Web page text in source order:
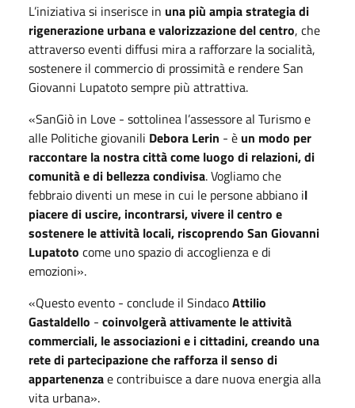
L’iniziativa si inserisce in una più ampia strategia di
rigenerazione urbana e valorizzazione del centro, che
attraverso eventi diffusi mira a rafforzare la socialità,
sostenere il commercio di prossimità e rendere San
Giovanni Lupatoto sempre più attrattiva.
«SanGiò in Love - sottolinea l’assessore al Turismo e
alle Politiche giovanili Debora Lerin - è un modo per
raccontare la nostra città come luogo di relazioni, di
comunità e di bellezza condivisa. Vogliamo che
febbraio diventi un mese in cui le persone abbiano il
piacere di uscire, incontrarsi, vivere il centro e
sostenere le attività locali, riscoprendo San Giovanni
Lupatoto come uno spazio di accoglienza e di
emozioni».
«Questo evento - conclude il SindacoAttilio
Gastaldello - coinvolgerà attivamente le attività
commerciali, le associazioni e i cittadini, creando una
rete di partecipazione che rafforza il senso di
appartenenzae contribuisce a dare nuova energia alla
vita urbana».